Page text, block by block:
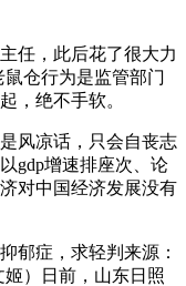
任，此后花了很大力
老鼠仓行为是监管部门
，绝不手软。
是风凉话，只会自丧志
gdp增速排座次、论
济对中国经济发展没有
郁症，求轻判来源：
）日前，山东日照